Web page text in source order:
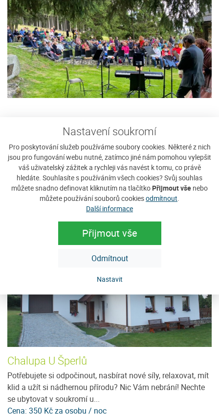
Nastavení soukromí
Pro poskytování služeb používáme soubory cookies. Některé z nich
jsou pro fungování webu nutné, zatímco jiné nám pomohou vylepšit
váš uživatelský zážitek a rychleji vás navést k tomu, co právě
hledáte. Souhlasíte s používáním všech cookies? Svůj souhlas
můžete snadno definovat kliknutím na tlačítko Přijmout vše nebo
můžete používání souborů cookiesodmítnout
Další informace
Přijmout vše
Odmítnout
Nastavit
Sháníte ubytování na Javorníku?
Vyplnit poptávku
Zobrazit nabídku
Tip na ubytování
Chalupa U Šperlů
Potřebujete si odpočinout, nasbírat nové síly, relaxovat, mít
klid a užít si nádhernou přírodu? Nic Vám nebrání! Nechte
se ubytovat v soukromí u...
Cena: 350 Kč za osobu / noc